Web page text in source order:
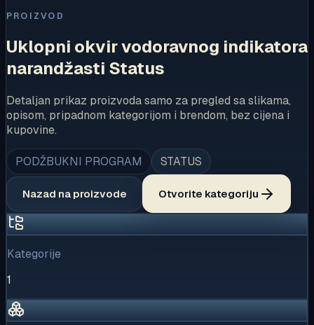
PROIZVOD
Uklopni okvir vodoravnog indikatora
narandžasti Status
Detaljan prikaz proizvoda samo za pregled sa slikama,
opisom, pripadnom kategorijom i brendom, bez cijena i
kupovine.
PODŽBUKNI PROGRAM STATUS
Nazad na proizvode Otvorite kategoriju
Kategorije
1